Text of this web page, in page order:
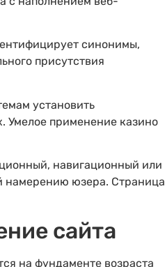
синонимы,
присутствия
установить
Умелое применение казино
навигационный или
намерению юзера. Страница
сайта
на фундаменте возраста